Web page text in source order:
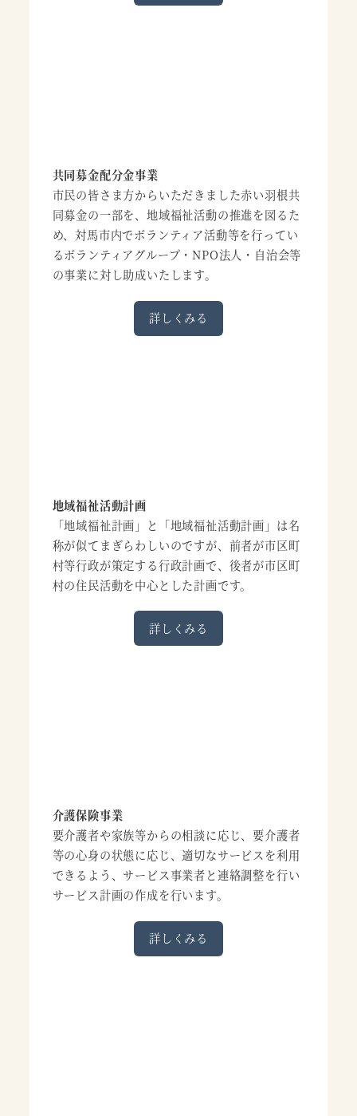
共同募金配分金事業
市民の皆さま方からいただきました赤い羽根共
同募金の一部を、地域福祉活動の推進を図るた
め、対馬市内でボランティア活動等を行ってい
るボランティアグループ・NPO法人・自治会等
の事業に対し助成いたします。
詳しくみる
地域福祉活動計画
「地域福祉計画」と「地域福祉活動計画」は名
称が似てまぎらわしいのですが、前者が市区町
村等行政が策定する行政計画で、後者が市区町
村の住民活動を中心とした計画です。
詳しくみる
介護保険事業
要介護者や家族等からの相談に応じ、要介護者
等の心身の状態に応じ、適切なサービスを利用
できるよう、サービス事業者と連絡調整を行い
サービス計画の作成を行います。
詳しくみる